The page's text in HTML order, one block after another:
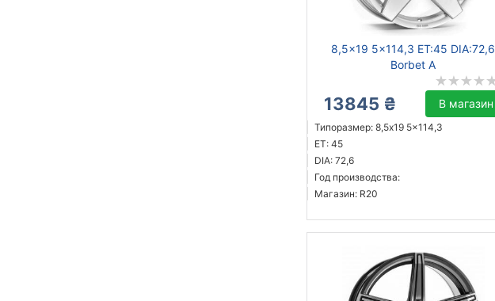
8,5x19 5x114,3 ET:45 DIA:72,6
Borbet A
13845 ₴ В магазин
Типоразмер: 8,5x19 5x114,3
ET: 45
DIA: 72,6
Год производства:
Магазин: R20